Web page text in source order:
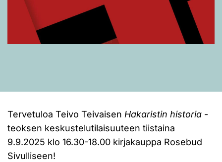
Tervetuloa Teivo Teivaisen Hakaristin historia -
teoksen keskustelutilaisuuteen tiistaina
9.9.2025 klo 16.30-18.00 kirjakauppa Rosebud
Sivulliseen!